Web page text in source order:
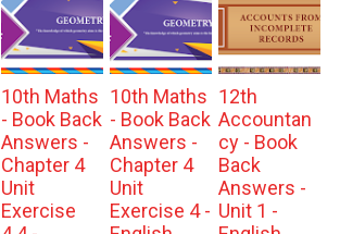
10th Maths
- Book Back
Answers -
Chapter 4
Unit
Exercise
10th Maths
- Book Back
Answers -
Chapter 4
Unit
Exercise 4 -
12th
Accountan
cy - Book
Back
Answers -
Unit 1 -